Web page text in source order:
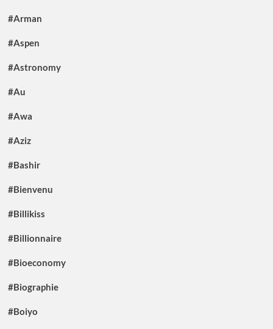
#Arman
#Aspen
#Astronomy
#Au
#Awa
#Aziz
#Bashir
#Bienvenu
#Billikiss
#Billionnaire
#Bioeconomy
#Biographie
#Boiyo